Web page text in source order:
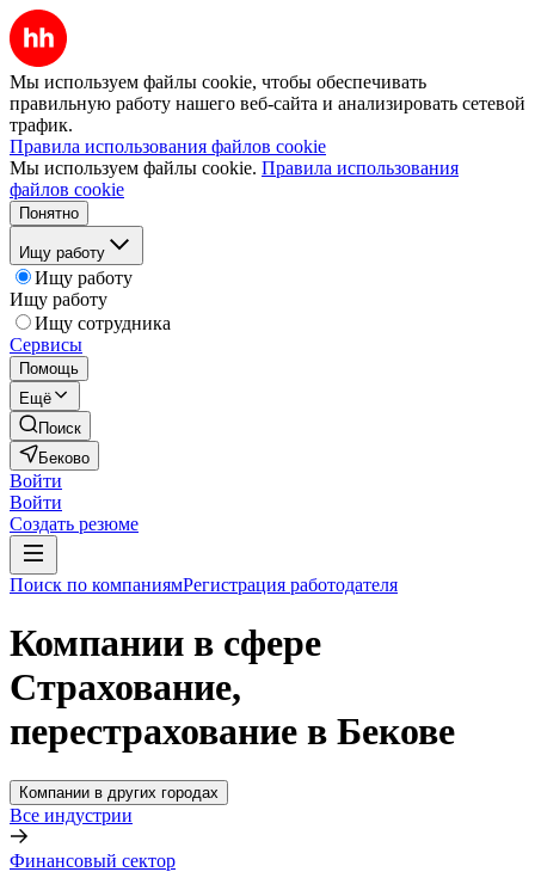
Мы используем файлы cookie, чтобы обеспечивать
правильную работу нашего веб-сайта и анализировать сетевой
трафик.
Правила использования файлов cookie
Мы используем файлы cookie. Правила использования
файлов cookie
Понятно
Ищу работу
Ищу работу
Ищу работу
Ищу сотрудника
Сервисы
Помощь
Ещё
Поиск
Беково
Войти
Войти
Создать резюме
Поиск по компаниямРегистрация работодателя
Компании в сфере
Страхование,
перестрахование в Бекове
Компании в других городах
Все индустрии
Финансовый сектор